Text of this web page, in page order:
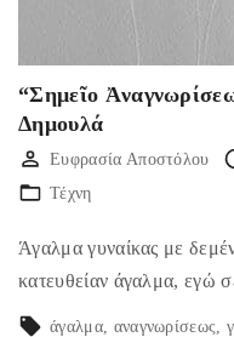
“Σημεῖο
Δημουλά
Ευφρασία Αποστόλου
Τέχνη
Άγαλμα γυναίκας με
κατευθείαν άγαλμα, εγώ
άγαλμα αναγνωρίσεως